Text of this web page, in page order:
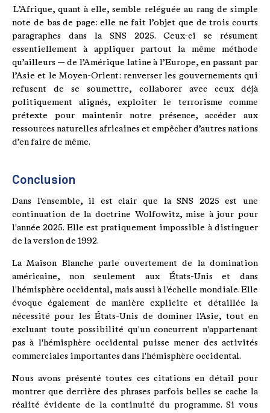
L’Afrique, quant à elle, semble reléguée au rang de simple
note de bas de page : elle ne fait l’objet que de trois courts
paragraphes dans la SNS 2025. Ceux-ci se résument
essentiellement à appliquer partout la même méthode
qu’ailleurs — de l’Amérique latine à l’Europe, en passant par
l’Asie et le Moyen-Orient : renverser les gouvernements qui
refusent de se soumettre, collaborer avec ceux déjà
politiquement alignés, exploiter le terrorisme comme
prétexte pour maintenir notre présence, accéder aux
ressources naturelles africaines et empêcher d’autres nations
d’en faire de même.
Conclusion
Dans l'ensemble, il est clair que la SNS 2025 est une
continuation de la doctrine Wolfowitz, mise à jour pour
l'année 2025. Elle est pratiquement impossible à distinguer
de la version de 1992.
La Maison Blanche parle ouvertement de la domination
américaine, non seulement aux États-Unis et dans
l'hémisphère occidental, mais aussi à l'échelle mondiale. Elle
évoque également de manière explicite et détaillée la
nécessité pour les États-Unis de dominer l'Asie, tout en
excluant toute possibilité qu'un concurrent n'appartenant
pas à l'hémisphère occidental puisse mener des activités
commerciales importantes dans l'hémisphère occidental.
Nous avons présenté toutes ces citations en détail pour
montrer que derrière des phrases parfois belles se cache la
réalité évidente de la continuité du programme. Si vous